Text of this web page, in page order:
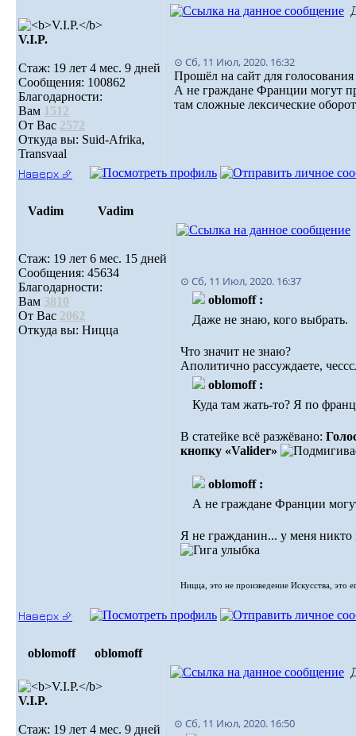
V.I.P.
Стаж: 19 лет 4 мес. 9 дней
Сообщения: 100862
Благодарности:
Вам 1512
От Вас 2572
Откуда вы: Suid-Afrika,
Transvaal
⊙ Сб, 11 Июл, 2020. 16:32
Прошёл на сайт для
А не граждане Франции могут
там сложные лексические
Наверх ⮵
Vadim Vadim
Стаж: 19 лет 6 мес. 15 дней
Сообщения: 45634
Благодарности:
Вам 3810
От Вас 2062
Откуда вы: Ницца
⊙ Сб, 11 Июл, 2020. 16:37
oblomoff :
Даже не знаю, кого выбрать.
Что значит не знаю?
Аполитично рассуждаете,
oblomoff :
Куда там жать-то? Я по
В статейке всё разжёвано:
кнопку «Valider»
oblomoff :
А не граждане Франции
Я не гражданин... у меня никто
Ницца, это не произведение Искусства, это
Наверх ⮵
oblomoff oblomoff
V.I.P.
Стаж: 19 лет 4 мес. 9 дней
⊙ Сб, 11 Июл, 2020. 16:50